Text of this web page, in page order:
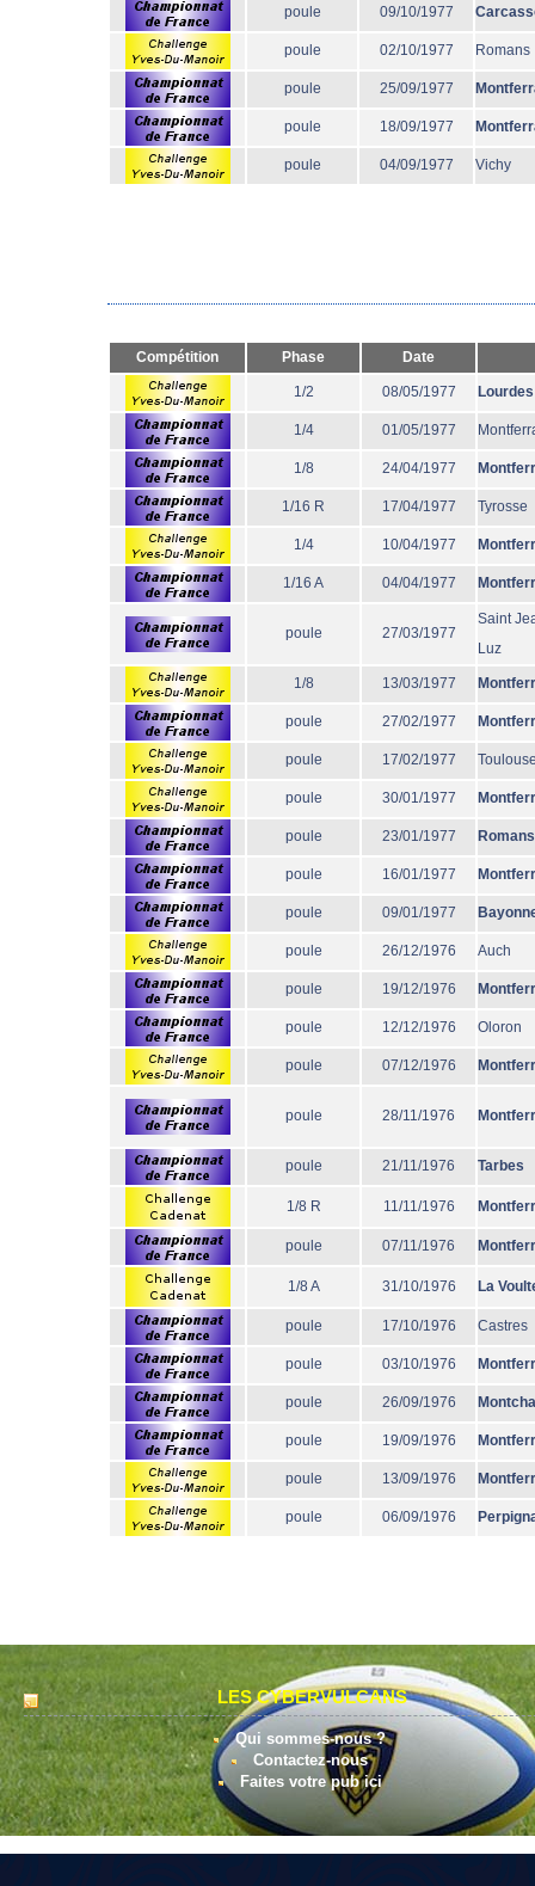
poule 09/10/1977
poule 02/10/1977 Romans
poule 25/09/1977
poule 18/09/1977
poule 04/09/1977 Vichy
Compétition Phase Date
1/2 08/05/1977 Lourdes
1/4 01/05/1977
1/8 24/04/1977
1/16 R 17/04/1977 Tyrosse
1/4 10/04/1977
1/16 A 04/04/1977
poule 27/03/1977
Saint
Luz
1/8 13/03/1977
poule 27/02/1977
poule 17/02/1977
poule 30/01/1977
poule 23/01/1977 Romans
poule 16/01/1977
poule 09/01/1977
poule 26/12/1976 Auch
poule 19/12/1976
poule 12/12/1976 Oloron
poule 07/12/1976
poule 28/11/1976
poule 21/11/1976 Tarbes
1/8 R 11/11/1976
poule 07/11/1976
1/8 A 31/10/1976 La
poule 17/10/1976 Castres
poule 03/10/1976
poule 26/09/1976
poule 19/09/1976
poule 13/09/1976
poule 06/09/1976
LES CYBERVULCANS
Qui sommes-nous ?
Contactez-nous
Faites votre pub ici